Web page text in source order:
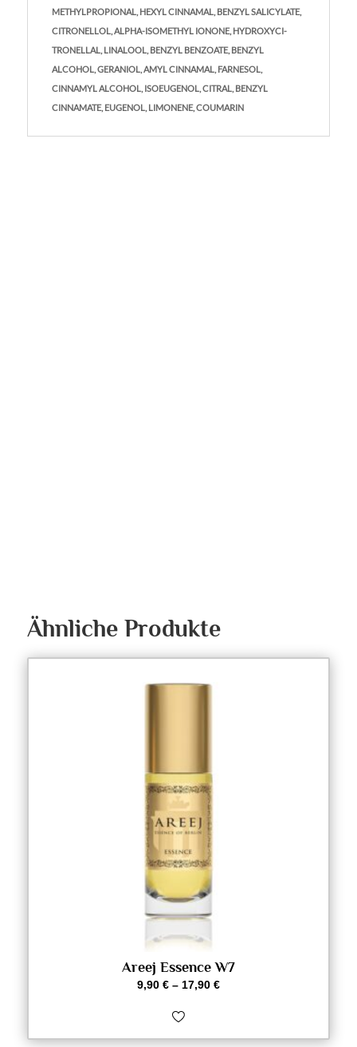
METHYLPROPIONAL, HEXYL CINNAMAL, BENZYL SALICYLATE,
CITRONELLOL, ALPHA-ISOMETHYL IONONE, HYDROXYCI-
TRONELLAL, LINALOOL, BENZYL BENZOATE, BENZYL
ALCOHOL, GERANIOL, AMYL CINNAMAL, FARNESOL,
CINNAMYL ALCOHOL, ISOEUGENOL, CITRAL, BENZYL
CINNAMATE, EUGENOL, LIMONENE, COUMARIN
Ähnliche Produkte
Areej Essence W7
9,90 €– 17,90 €